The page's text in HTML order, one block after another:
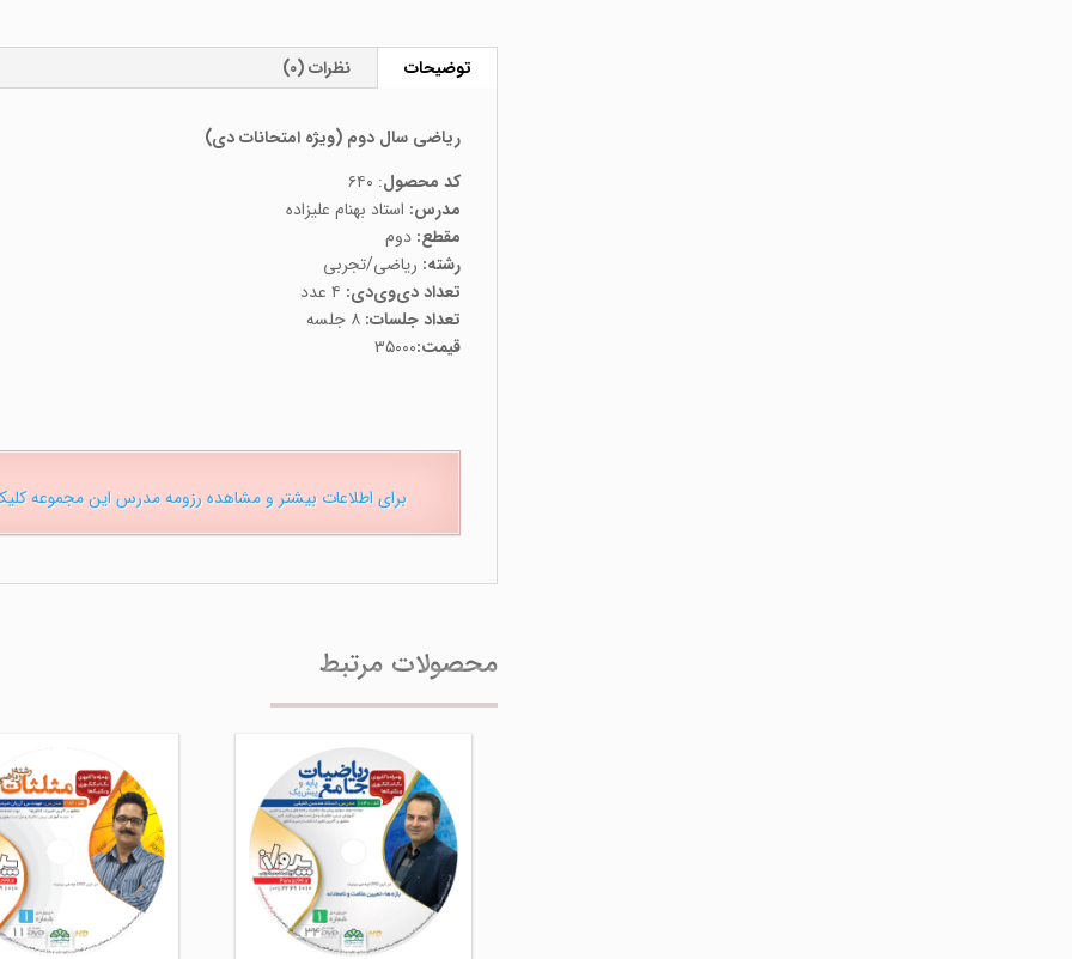
توضیحات نظرات (0)
ریاضی سال دوم (ویژه امتحانات دی)
کد محصول: ۶۴۰
مدرس: استاد بهنام علیزاده
مقطع: دوم
رشته: ریاضی/تجربی
تعداد دی‌وی‌دی:
تعداد جلسات:
قیمت:۳۵۰۰۰
برای اطلاعات بیشتر و مشاهده رزومه مدرس این مجموعه
محصولات مرتبط